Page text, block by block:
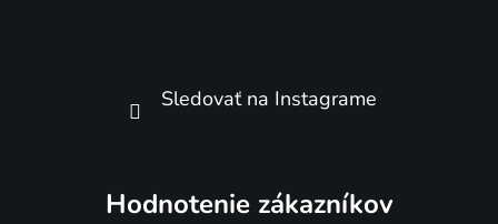
Hodnotenie zákazníkov
Sledovať na Instagrame